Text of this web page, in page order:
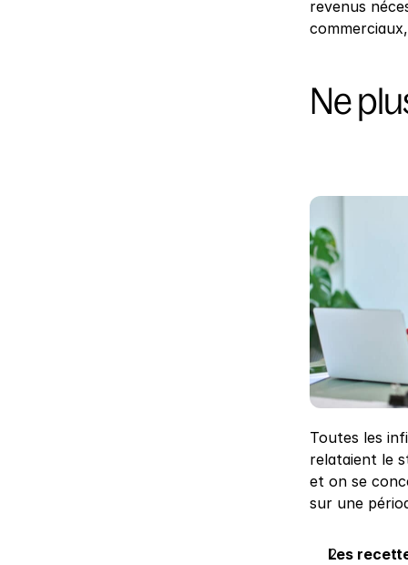
revenus
Ne
Toutes les
relataient le
et on se
sur une
Les